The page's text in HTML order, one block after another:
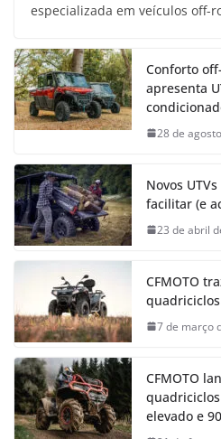
especializada em veículos off-
Conforto
apresenta
28 de
Novos
facilitar (e
23 de abril
CFMOTO
7 de março
CFMOTO
elevado e